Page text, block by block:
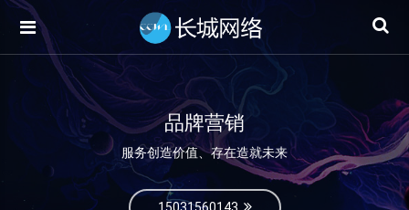
品牌营销
服务创造价值、存在造就未来